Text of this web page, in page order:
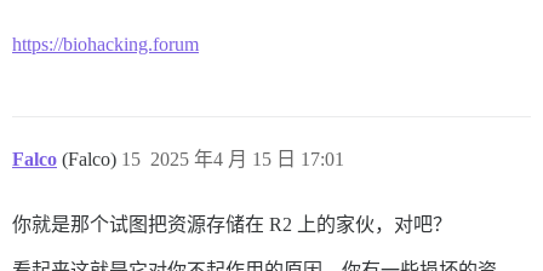
https://biohacking.forum
Falco (Falco) 2025 年4 月 15 日 17:01
15
你就是那个试图把资源存储在 R2 上的家伙，对吧？